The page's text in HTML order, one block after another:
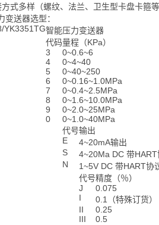
式多样（螺纹、法兰、卫生型卡盘卡箍等
变送器选型：
YK3351TG智能压力变送器
代码量程（KPa）
3
0~0.6~6
4
0~4~40
5
0~40~250
6
0~0.16~1.0MPa
7
0~0.4~2.5MPa
8
0~1.6~10.0MPa
9
0~2.0~25MPa
0
0~1.0~40MPa
代号输出
E
4~20mA输出
S
4~20Ma DC 带HART
N
1~5V DC 带HART协
代号精度（％）
J
0.075
I
0.1
（特殊订货）
II
0.25
III
0.5